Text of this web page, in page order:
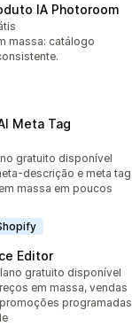
IA Photoroom
ao todo
massa: catálogo
Meta Tag
ao todo
gratuito disponível
descrição e meta tag
massa em poucos
Editor
ao todo
gratuito disponível
em massa, vendas
programadas